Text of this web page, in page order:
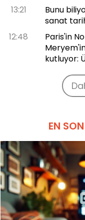
13:21
Bunu
sanat
12:48
Paris'in
kutluyor:
EN